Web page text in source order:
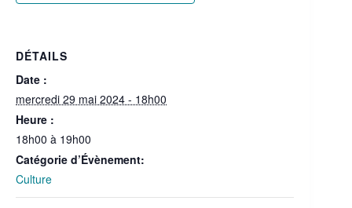
DÉTAILS
Date :
mercredi 29 mai 2024 - 18h00
Heure :
18h00 à 19h00
Catégorie d’Évènement:
Culture